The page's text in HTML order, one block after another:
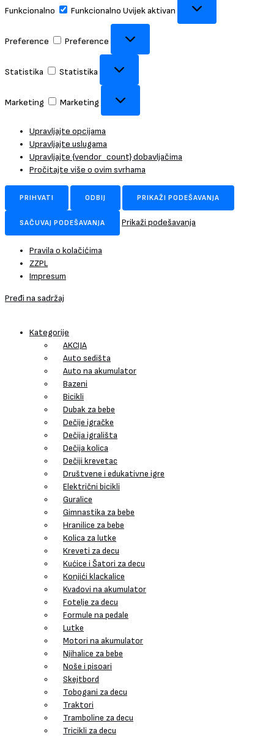
Funkcionalno Funkcionalno Uvijek aktivan
Preference Preference
Statistika Statistika
Marketing Marketing
Upravljajte opcijama
Upravljajte uslugama
Upravljajte {vendor_count} dobavljačima
Pročitajte više o ovim svrhama
PRIHVATI ODBIJ PRIKAŽI PODEŠAVANJA
SAČUVAJ PODEŠAVANJA Prikaži podešavanja
Pravila o kolačićima
ZZPL
Impresum
Pređi na sadržaj
Kategorije
AKCIJA
Auto sedišta
Auto na akumulator
Bazeni
Bicikli
Dubak za bebe
Dečije igračke
Dečija igrališta
Dečija kolica
Dečiji krevetac
Društvene i edukativne igre
Električni bicikli
Guralice
Gimnastika za bebe
Hranilice za bebe
Kolica za lutke
Kreveti za decu
Kućice i Šatori za decu
Konjići klackalice
Kvadovi na akumulator
Fotelje za decu
Formule na pedale
Lutke
Motori na akumulator
Njihalice za bebe
Noše i pisoari
Skejtbord
Tobogani za decu
Traktori
Tramboline za decu
Tricikli za decu